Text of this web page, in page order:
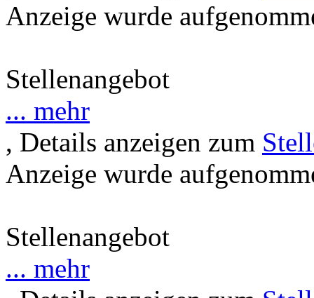
Anzeige wurde
Stellenangebot
... mehr
, Details anzeigen zum
Anzeige wurde
Stellenangebot
... mehr